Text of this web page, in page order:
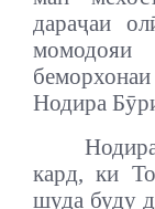
дараҷаи
момодояи
Нодира
кард, ки
шуда буду